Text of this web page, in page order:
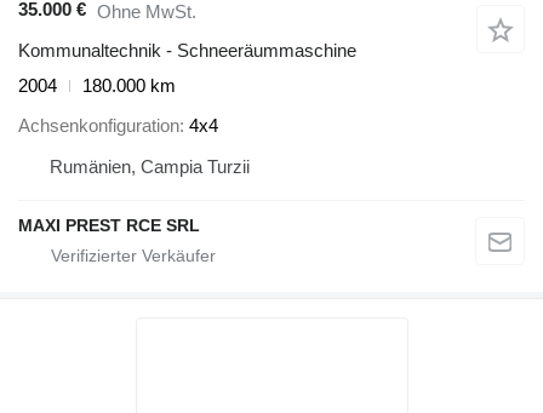
35.000 € Ohne MwSt.
Kommunaltechnik - Schneeräummaschine
2004
180.000 km
Achsenkonfiguration 4x4
Rumänien, Campia Turzii
MAXI PREST RCE SRL